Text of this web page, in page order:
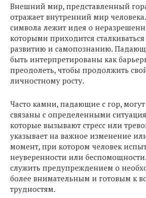
Внешний мир, представленный
отражает внутренний мир
символа лежит идея о
которыми приходится
развитию и самопознанию.
быть интерпретированы как
преодолеть, чтобы продолжить
личностному росту.
Часто камни, падающие с гор,
связаны с определенными
которые вызывают стресс или
указывает на важное изменение
момент, при котором человек
неуверенности или
служить предупреждением о
более внимательным и готовым к
трудностям.